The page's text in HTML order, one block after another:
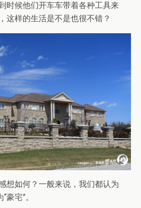
时候他们开车车带着各种工具来
这样的生活是不是也很不错？
想如何？一般来说，我们都认为
豪宅”。